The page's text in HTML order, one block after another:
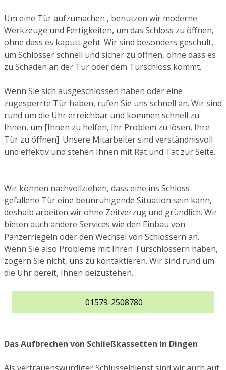
Um eine Tür aufzumachen , benutzen wir moderne
Werkzeuge und Fertigkeiten, um das Schloss zu öffnen,
ohne dass es kaputt geht. Wir sind besonders geschult,
um Schlösser schnell und sicher zu öffnen, ohne dass es
zu Schäden an der Tür oder dem Türschloss kommt.
Wenn Sie sich ausgeschlossen haben oder eine
zugesperrte Tür haben, rufen Sie uns schnell an. Wir sind
rund um die Uhr erreichbar und kommen schnell zu
Ihnen, um [Ihnen zu helfen, Ihr Problem zu lösen, Ihre
Tür zu öffnen]. Unsere Mitarbeiter sind verständnisvoll
und effektiv und stehen Ihnen mit Rat und Tat zur Seite.
Wir können nachvollziehen, dass eine ins Schloss
gefallene Tür eine beunruhigende Situation sein kann,
deshalb arbeiten wir ohne Zeitverzug und gründlich. Wir
bieten auch andere Services wie den Einbau von
Panzerriegeln oder den Wechsel von Schlössern an.
Wenn Sie also Probleme mit Ihren Türschlössern haben,
zögern Sie nicht, uns zu kontaktieren. Wir sind rund um
die Uhr bereit, Ihnen beizustehen.
01579-2508780
Das Aufbrechen von Schließkassetten in Dingen